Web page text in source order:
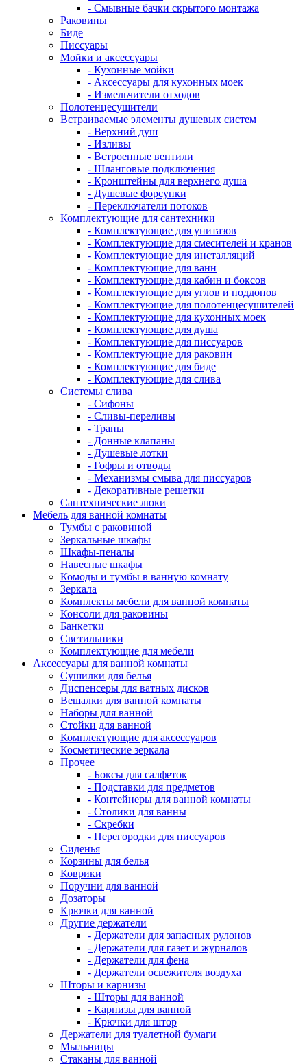
- Смывные бачки скрытого монтажа
Раковины
Биде
Писсуары
Мойки и аксессуары
- Кухонные мойки
- Аксессуары для кухонных моек
- Измельчители отходов
Полотенцесушители
Встраиваемые элементы душевых систем
- Верхний душ
- Изливы
- Встроенные вентили
- Шланговые подключения
- Кронштейны для верхнего душа
- Душевые форсунки
- Переключатели потоков
Комплектующие для сантехники
- Комплектующие для унитазов
- Комплектующие для смесителей и кранов
- Комплектующие для инсталляций
- Комплектующие для ванн
- Комплектующие для кабин и боксов
- Комплектующие для углов и поддонов
- Комплектующие для полотенцесушителей
- Комплектующие для кухонных моек
- Комплектующие для душа
- Комплектующие для писсуаров
- Комплектующие для раковин
- Комплектующие для биде
- Комплектующие для слива
Системы слива
- Сифоны
- Сливы-переливы
- Трапы
- Донные клапаны
- Душевые лотки
- Гофры и отводы
- Механизмы смыва для писсуаров
- Декоративные решетки
Сантехнические люки
Мебель для ванной комнаты
Тумбы с раковиной
Зеркальные шкафы
Шкафы-пеналы
Навесные шкафы
Комоды и тумбы в ванную комнату
Зеркала
Комплекты мебели для ванной комнаты
Консоли для раковины
Банкетки
Светильники
Комплектующие для мебели
Аксессуары для ванной комнаты
Сушилки для белья
Диспенсеры для ватных дисков
Вешалки для ванной комнаты
Наборы для ванной
Стойки для ванной
Комплектующие для аксессуаров
Косметические зеркала
Прочее
- Боксы для салфеток
- Подставки для предметов
- Контейнеры для ванной комнаты
- Столики для ванны
- Скребки
- Перегородки для писсуаров
Сиденья
Корзины для белья
Коврики
Поручни для ванной
Дозаторы
Крючки для ванной
Другие держатели
- Держатели для запасных рулонов
- Держатели для газет и журналов
- Держатели для фена
- Держатели освежителя воздуха
Шторы и карнизы
- Шторы для ванной
- Карнизы для ванной
- Крючки для штор
Держатели для туалетной бумаги
Мыльницы
Стаканы для ванной